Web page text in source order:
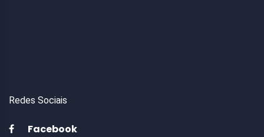
Redes Sociais
Facebook